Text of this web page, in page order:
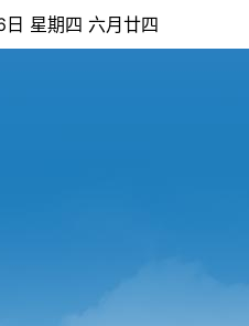
星期四 六月廿四